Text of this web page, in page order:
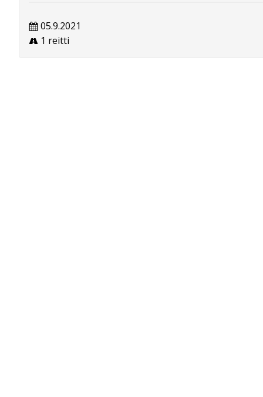
05.9.2021
1 reitti